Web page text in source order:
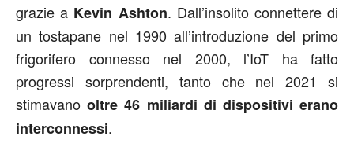
grazie a Kevin Ashton. Dall’insolito connettere di
un tostapane nel 1990 all’introduzione del primo
frigorifero connesso nel 2000, l’IoT ha fatto
progressi sorprendenti, tanto che nel 2021 si
stimavanooltre 46 miliardi di dispositivi erano
interconnessi.